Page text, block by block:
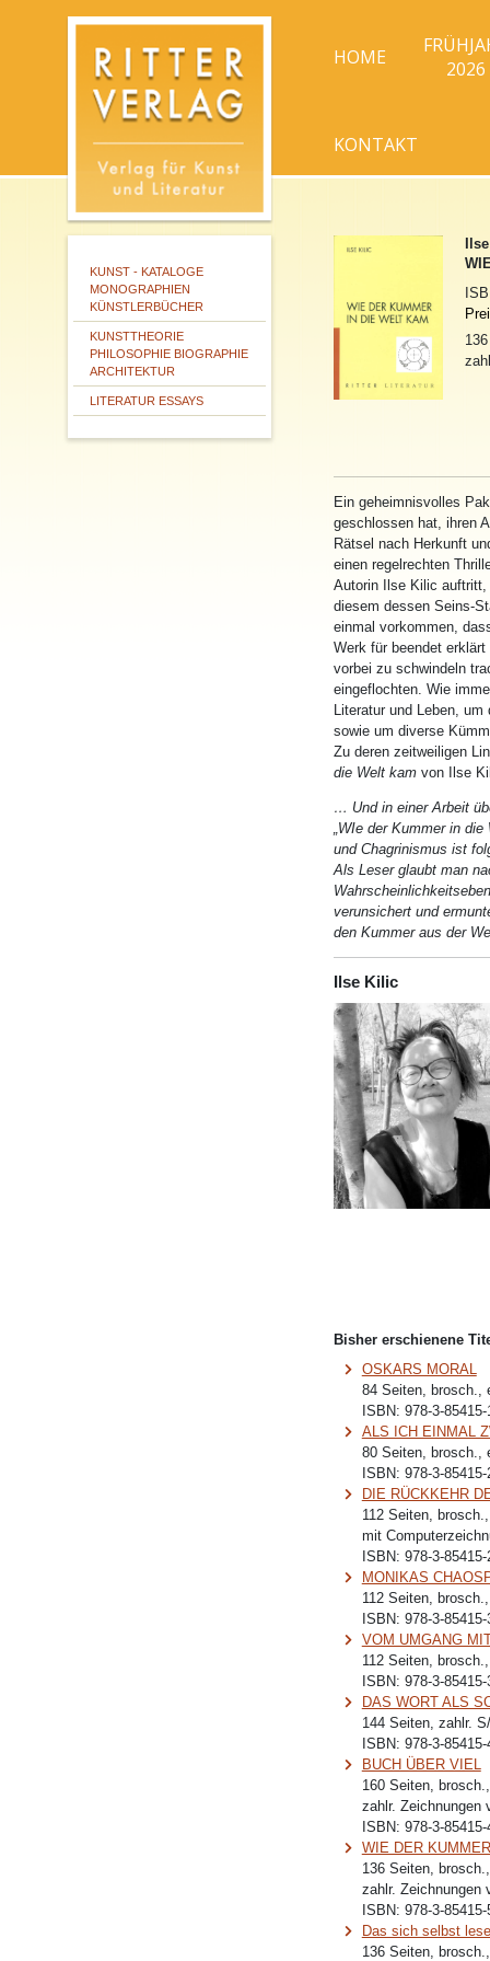
HOME
2026
KONTAKT
KUNST - KATALOGE
MONOGRAPHIEN
KÜNSTLERBÜCHER
KUNSTTHEORIE
PHILOSOPHIE BIOGRAPHIE
ARCHITEKTUR
LITERATUR ESSAYS
Ein geheimnisvolles
geschlossen hat, ihren
Rätsel nach Herkunft
einen regelrechten
Autorin Ilse Kilic
diesem dessen Seins-
einmal vorkommen,
Werk für beendet erklärt
vorbei zu schwindeln
eingeflochten. Wie
Literatur und Leben,
sowieum diverse
Zu deren zeitweiligen Lin
die Welt kamvon Ilse
… Und in einer Arbeit
WIe der Kummerin die
und Chagrinismus ist
Als Leser glaubt man
verunsichert und
den Kummeraus der
Ilse Kilic
Bisher erschienene
OSKARS MORAL
84 Seiten, brosch.,
ISBN: 978-3-85415-
ALS ICH EINMAL
80 Seiten, brosch.,
ISBN: 978-3-85415-
DIE RÜCKKEHR
112 Seiten,
mit
ISBN: 978-3-85415-
MONIKAS
112 Seiten,
ISBN: 978-3-85415-
VOM UMGANG
112 Seiten,
ISBN: 978-3-85415-
DAS WORT ALS
144 Seiten, zahlr.
ISBN: 978-3-85415-
BUCH ÜBER VIEL
160 Seiten,
zahlr. Zeichnungen
ISBN: 978-3-85415-
WIE DER
136 Seiten,
zahlr. Zeichnungen
ISBN: 978-3-85415-
Das sich selbst
136 Seiten,